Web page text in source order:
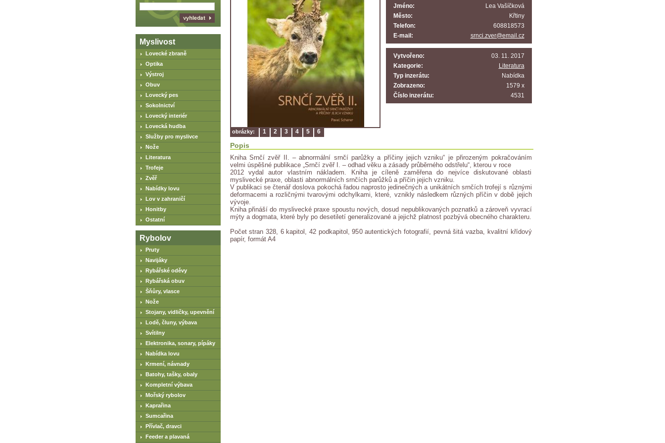
Jméno:
Lea Vašíčková
Město:
Křtiny
Telefon:
608818573
E-mail:
srnci.zver@email.cz
Vytvořeno:
03. 11. 2017
Kategorie:
Literatura
Typ inzerátu:
Nabídka
Zobrazeno:
1579 x
Číslo inzerátu:
4531
obrázky: 1 2 3 4 5 6
Popis
Kniha Srnčí zvěř II. – abnormální srnčí parůžky a příčiny jejich vzniku“ je přirozeným pokračováním
velmi úspěšné publikace „Srnčí zvěř I. – odhad věku a zásady průběrného odstřelu“, kterou v roce
2012 vydal autor vlastním nákladem. Kniha je cíleně zaměřena do nejvíce diskutované oblasti
myslivecké praxe, oblasti abnormálních srnčích parůžků a příčin jejich vzniku.
V publikaci se čtenář doslova pokochá řadou naprosto jedinečných a unikátních srnčích trofejí s různými
deformacemi a rozličnými tvarovými odchylkami, které, vznikly následkem různých příčin v době jejich
vývoje.
Kniha přináší do myslivecké praxe spoustu nových, dosud nepublikovaných poznatků a zároveň vyvrací
mýty a dogmata, které byly po desetiletí generalizované a jejichž platnost pozbývá obecného charakteru.
Počet stran 328, 6 kapitol, 42 podkapitol, 950 autentických fotografií, pevná šitá vazba, kvalitní křídový
papír, formát A4
Myslivost
Lovecké zbraně
Optika
Výstroj
Obuv
Lovecký pes
Sokolnictví
Lovecký interiér
Lovecká hudba
Služby pro myslivce
Nože
Literatura
Trofeje
Zvěř
Nabídky lovu
Lov v zahraničí
Honitby
Ostatní
Rybolov
Pruty
Navijáky
Rybářské oděvy
Rybářská obuv
Šňůry, vlasce
Nože
Stojany, vidličky, upevnění
Lodě, čluny, výbava
Svítilny
Elektronika, sonary, pípáky
Nabídka lovu
Krmení, návnady
Batohy, tašky, obaly
Kompletní výbava
Mořský rybolov
Kaprařina
Sumcařina
Přívlač, dravci
Feeder a plavaná